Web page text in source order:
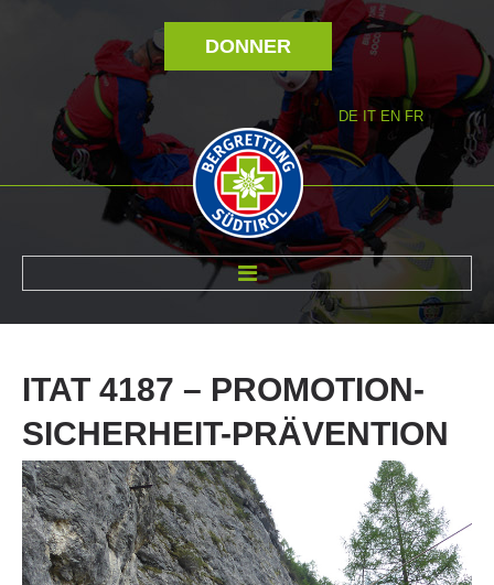
DONNER
DE IT EN FR
ITAT 4187 – PROMOTION-
SICHERHEIT-PRÄVENTION